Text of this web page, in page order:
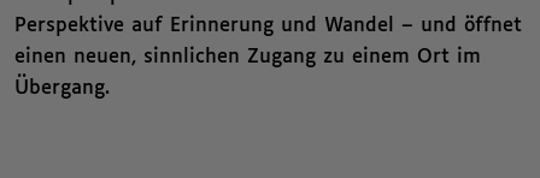
Perspektive auf Erinnerung und Wandel – und öffnet
einen neuen, sinnlichen Zugang zu einem Ort im
Übergang.